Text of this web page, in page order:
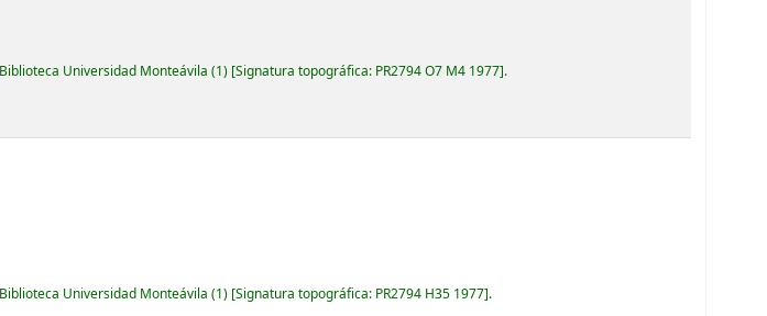
Biblioteca Universidad Monteávila (1) Signatura topográfica: PR2794 O7 M4 1977 .
Biblioteca Universidad Monteávila (1) Signatura topográfica: PR2794 H35 1977 .